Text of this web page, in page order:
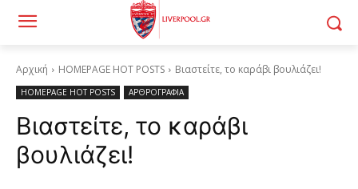
Αρχική HOMEPAGE HOT POSTS Βιαστείτε, το καράβι βουλιάζει!
HOMEPAGE HOT POSTS ΑΡΘΡΟΓΡΑΦΙΑ
Βιαστείτε, το καράβι
βουλιάζει!